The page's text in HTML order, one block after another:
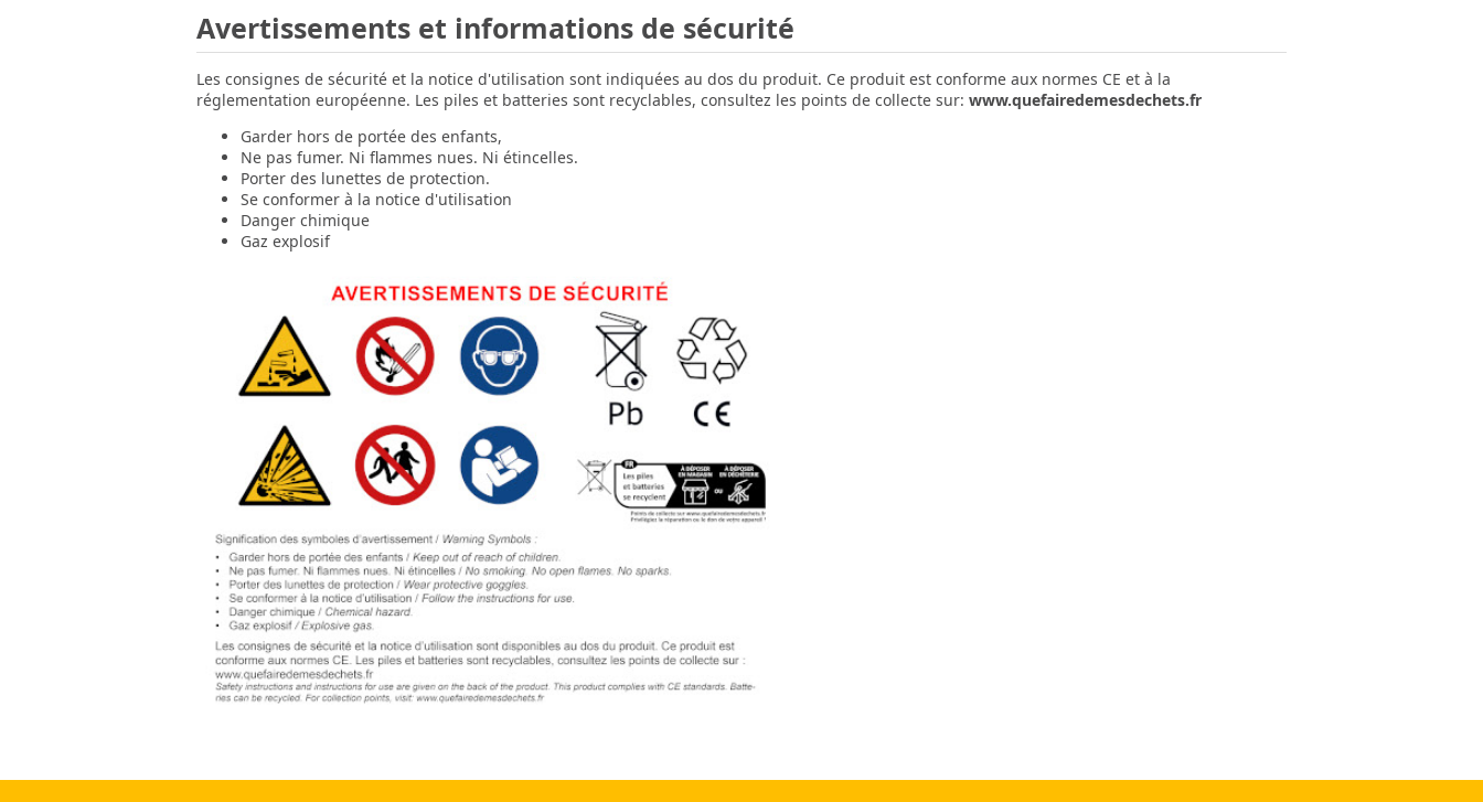
Avertissements et informations de sécurité
Les consignes de sécurité et la notice d'utilisation sont indiquées au dos du produit. Ce produit est conforme aux normes CE et à la
réglementation européenne. Les piles et batteries sont recyclables, consultez les points de collecte sur: www.quefairedemesdechets.fr
Garder hors de portée des enfants,
Ne pas fumer. Ni flammes nues. Ni étincelles.
Porter des lunettes de protection.
Se conformer à la notice d'utilisation
Danger chimique
Gaz explosif